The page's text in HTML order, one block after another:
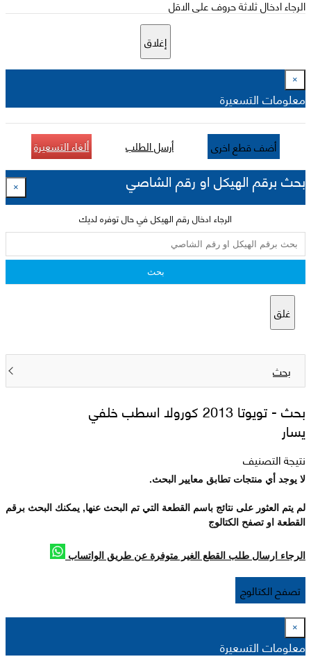
الرجاء ادخال ثلاثة حروف على الاقل
إغلاق
×
معلومات التسعيرة
أضف قطع اخرى أرسل الطلب ألغاء التسعيرة
بحث برقم الهيكل او رقم الشاصي ×
الرجاء ادخال رقم الهيكل في حال توفره لديك
بحث
غلق
بحث
بحث - تويوتا 2013 كورولا اسطب خلفي
يسار
نتيجة التصنيف
لا يوجد أي منتجات تطابق معايير البحث.
لم يتم العثور على نتائج باسم القطعة التي تم البحث عنها, يمكنك البحث برقم
القطعة او تصفح الكتالوج
الرجاء ارسال طلب القطع الغير متوفرة عن طريق الواتساب
تصفح الكتالوج
×
معلومات التسعيرة